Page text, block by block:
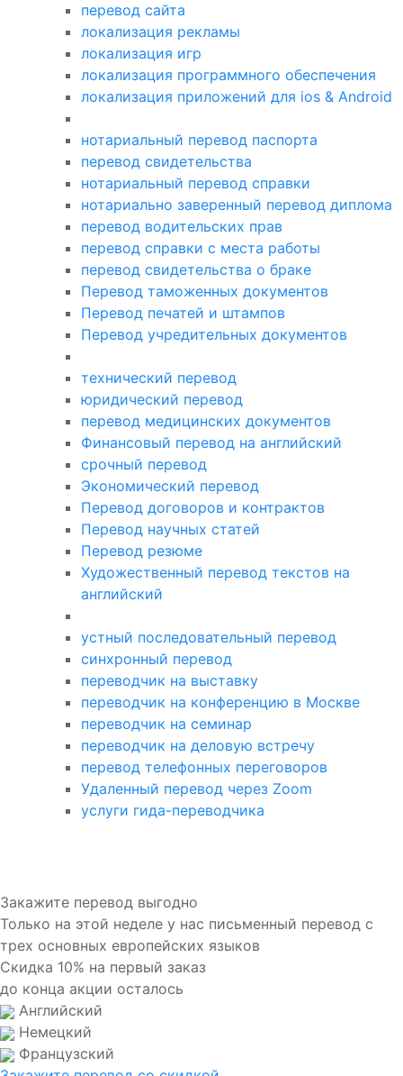
перевод сайта
локализация рекламы
локализация игр
локализация программного обеспечения
локализация приложений для ios & Android
нотариальный перевод паспорта
перевод свидетельства
нотариальный перевод справки
нотариально заверенный перевод диплома
перевод водительских прав
перевод справки с места работы
перевод свидетельства о браке
Перевод таможенных документов
Перевод печатей и штампов
Перевод учредительных документов
технический перевод
юридический перевод
перевод медицинских документов
Финансовый перевод на английский
срочный перевод
Экономический перевод
Перевод договоров и контрактов
Перевод научных статей
Перевод резюме
Художественный перевод текстов на
английский
устный последовательный перевод
синхронный перевод
переводчик на выставку
переводчик на конференцию в Москве
переводчик на семинар
переводчик на деловую встречу
перевод телефонных переговоров
Удаленный перевод через Zoom
услуги гида-переводчика
Закажите перевод выгодно
Только на этой неделе у нас письменный перевод с
трех основных европейских языков
Скидка 10% на первый заказ
до конца акции осталось
Английский
Немецкий
Французский